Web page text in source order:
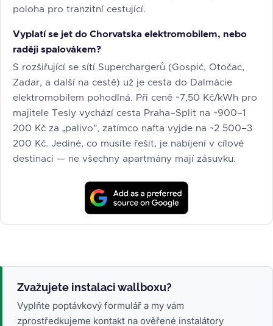
poloha pro tranzitní cestující.
Vyplatí se jet do Chorvatska elektromobilem, nebo
raději spalovákem?
S rozšiřující se sítí Superchargerů (Gospić, Otočac,
Zadar, a další na cestě) už je cesta do Dalmácie
elektromobilem pohodlná. Při ceně ~7,50 Kč/kWh pro
majitele Tesly vychází cesta Praha–Split na ~900–1
200 Kč za „palivo", zatímco nafta vyjde na ~2 500–3
200 Kč. Jediné, co musíte řešit, je nabíjení v cílové
destinaci — ne všechny apartmány mají zásuvku.
Zvažujete instalaci wallboxu?
Vyplňte poptávkový formulář a my vám
zprostředkujeme kontakt na ověřené instalátory